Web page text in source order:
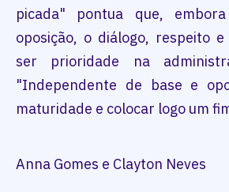
picada" pontua que,
oposição, o diálogo, respeito
ser prioridade na
"Independente de base e
maturidade e colocar logo um
Anna Gomes e Clayton Neves